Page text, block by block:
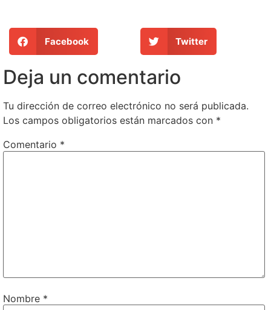
Facebook Twitter
Deja un comentario
Tu dirección de correo electrónico no será publicada.
Los campos obligatorios están marcados con *
Comentario *
Nombre *